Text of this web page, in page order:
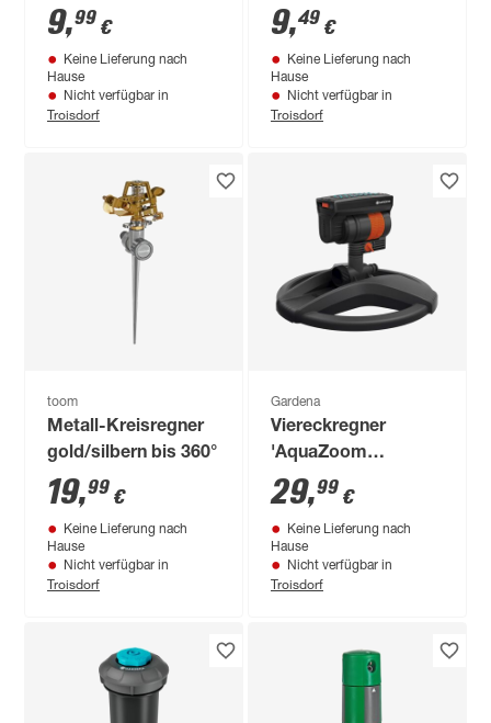
Regnerfläche 350 m²
9,99 €
Keine Lieferung nach
Hause
Nicht verfügbar in
Troisdorf
113,1 m²
9,49 €
Keine Lieferung nach
Hause
Nicht verfügbar in
Troisdorf
toom
Metall-Kreisregner
gold/silbern bis 360°
19,99 €
Keine Lieferung nach
Hause
Nicht verfügbar in
Troisdorf
Gardena
Viereckregner
'AquaZoom
Compact-Aktion 2'
schwarz 9-216 m²
29,99 €
Keine Lieferung nach
Hause
Nicht verfügbar in
Troisdorf